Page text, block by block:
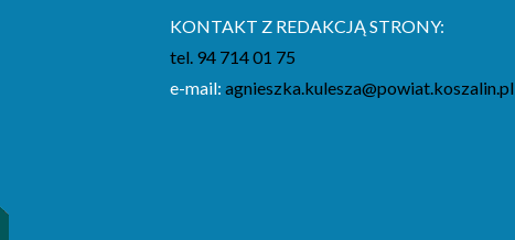
KONTAKT Z REDAKCJĄ STRONY:
tel. 94 714 01 75
e-mail: agnieszka.kulesza@powiat.koszalin.pl